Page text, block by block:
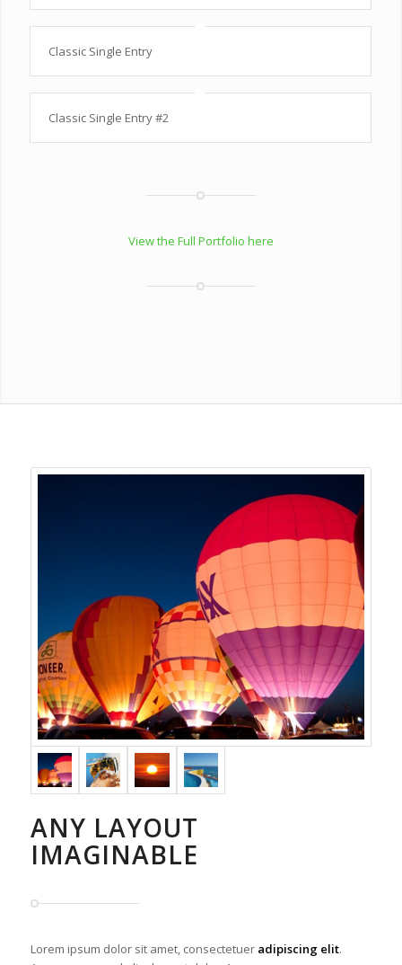
Classic Single Entry
Classic Single Entry #2
View the Full Portfolio here
ANY LAYOUT
IMAGINABLE
Lorem ipsum dolor sit amet, consectetuer adipiscing elit.